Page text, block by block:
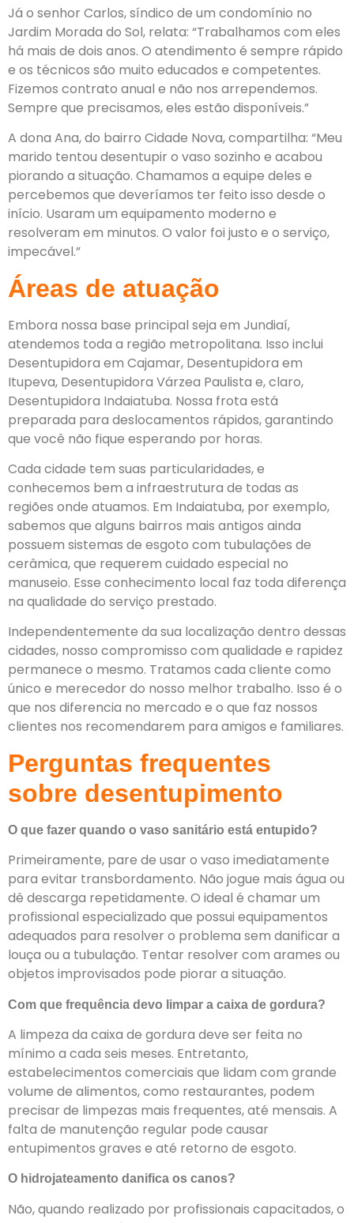
Já o senhor Carlos, síndico de um condomínio no
Jardim Morada do Sol, relata: “Trabalhamos com eles
há mais de dois anos. O atendimento é sempre rápido
e os técnicos são muito educados e competentes.
Fizemos contrato anual e não nos arrependemos.
Sempre que precisamos, eles estão disponíveis.”
A dona Ana, do bairro Cidade Nova, compartilha: “Meu
marido tentou desentupir o vaso sozinho e acabou
piorando a situação. Chamamos a equipe deles e
percebemos que deveríamos ter feito isso desde o
início. Usaram um equipamento moderno e
resolveram em minutos. O valor foi justo e o serviço,
impecável.”
Áreas de atuação
Embora nossa base principal seja em Jundiaí,
atendemos toda a região metropolitana. Isso inclui
Desentupidora em Cajamar, Desentupidora em
Itupeva, Desentupidora Várzea Paulista e, claro,
Desentupidora Indaiatuba. Nossa frota está
preparada para deslocamentos rápidos, garantindo
que você não fique esperando por horas.
Cada cidade tem suas particularidades, e
conhecemos bem a infraestrutura de todas as
regiões onde atuamos. Em Indaiatuba, por exemplo,
sabemos que alguns bairros mais antigos ainda
possuem sistemas de esgoto com tubulações de
cerâmica, que requerem cuidado especial no
manuseio. Esse conhecimento local faz toda diferença
na qualidade do serviço prestado.
Independentemente da sua localização dentro dessas
cidades, nosso compromisso com qualidade e rapidez
permanece o mesmo. Tratamos cada cliente como
único e merecedor do nosso melhor trabalho. Isso é o
que nos diferencia no mercado e o que faz nossos
clientes nos recomendarem para amigos e familiares.
Perguntas frequentes
sobre desentupimento
O que fazer quando o vaso sanitário está entupido?
Primeiramente, pare de usar o vaso imediatamente
para evitar transbordamento. Não jogue mais água ou
dê descarga repetidamente. O ideal é chamar um
profissional especializado que possui equipamentos
adequados para resolver o problema sem danificar a
louça ou a tubulação. Tentar resolver com arames ou
objetos improvisados pode piorar a situação.
Com que frequência devo limpar a caixa de gordura?
A limpeza da caixa de gordura deve ser feita no
mínimo a cada seis meses. Entretanto,
estabelecimentos comerciais que lidam com grande
volume de alimentos, como restaurantes, podem
precisar de limpezas mais frequentes, até mensais. A
falta de manutenção regular pode causar
entupimentos graves e até retorno de esgoto.
O hidrojateamento danifica os canos?
Não, quando realizado por profissionais capacitados, o